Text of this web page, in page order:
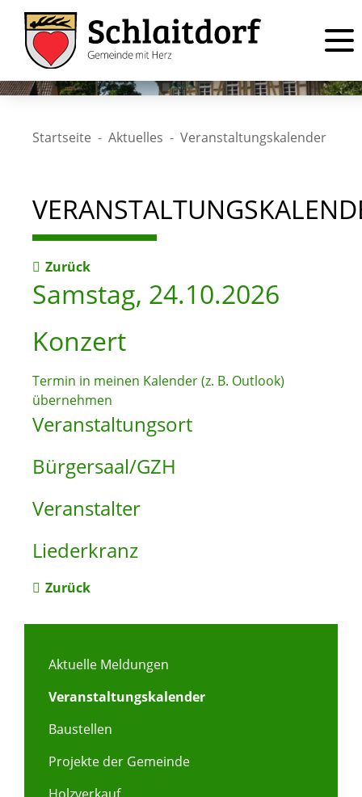
Startseite Aktuelles Veranstaltungskalender
Zurück
Samstag, 24.10.2026
Konzert
Termin in meinen Kalender (z. B. Outlook)
übernehmen
Veranstaltungsort
Bürgersaal/GZH
Veranstalter
Liederkranz
Zurück
Aktuelle Meldungen
Veranstaltungskalender
Baustellen
Projekte der Gemeinde